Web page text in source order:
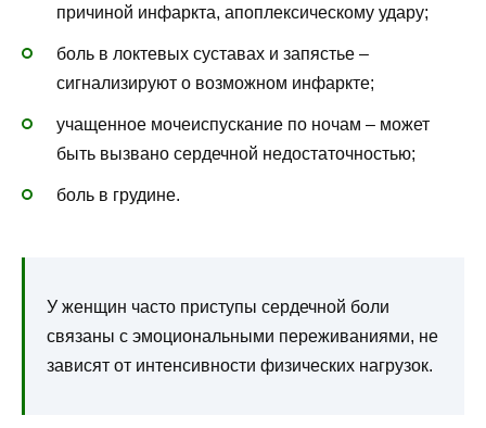
причиной инфаркта, апоплексическому удару;
боль в локтевых суставах и запястье –
сигнализируют о возможном инфаркте;
учащенное мочеиспускание по ночам – может
быть вызвано сердечной недостаточностью;
боль в грудине.
У женщин часто приступы сердечной боли
связаны с эмоциональными переживаниями, не
зависят от интенсивности физических нагрузок.